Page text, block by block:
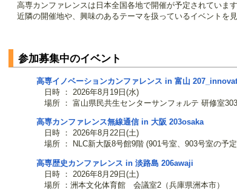
高専カンファレンスは日本全国各地で開催が予定されています
近隣の開催地や、興味のあるテーマを扱っているイベントを
参加募集中のイベント
高専イノベーションカンファレンス in 富山
日時 ： 2026年8月19日(水)
場所 ： 富山県民共生センターサンフォルテ 研修室
高専カンファレンス無線通信 in 大阪 203osaka
日時 ： 2026年8月22日(土)
場所 ： NLC新大阪8号館9階 (901号室、903号室の予
高専歴史カンファレンス in 淡路島 206awaji
日時 ： 2026年8月29日(土)
場所 ：洲本文化体育館 会議室2（兵庫県洲本市）